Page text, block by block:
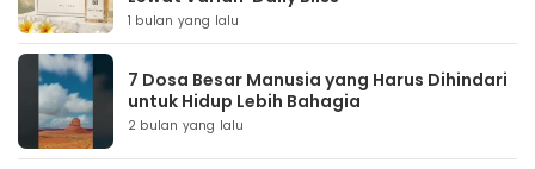
1 bulan yang lalu
7 Dosa Besar Manusia yang Harus Dihindari
untuk Hidup Lebih Bahagia
2 bulan yang lalu